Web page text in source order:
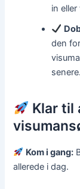
in
den
senere.
Klar til
Kom i gang:
allerede i dag.